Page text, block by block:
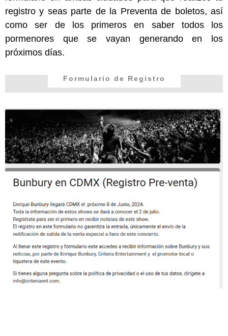
registro y seas parte de la Preventa de boletos, así
como ser de los primeros en saber todos los
pormenores que se vayan generando en los
próximos días.
Formulario de Registro